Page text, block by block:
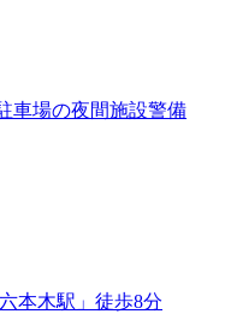
車場の夜間施設警備
本木駅」徒歩8分